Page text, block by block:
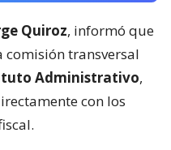
Quiroz, informó que
transversal
Administrativo,
con los